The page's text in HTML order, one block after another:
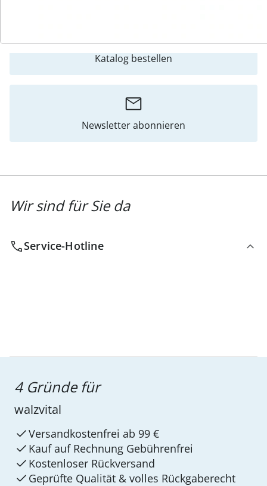
Katalog bestellen
Newsletter abonnieren
Wir sind für Sie da
Service-Hotline
4 Gründe für
walzvital
Versandkostenfrei ab 99 €
Kauf auf Rechnung Gebührenfrei
Kostenloser Rückversand
Geprüfte Qualität & volles Rückgaberecht